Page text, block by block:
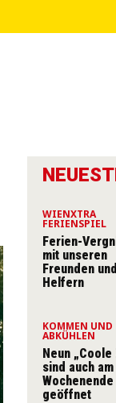
WIENXTRA
FERIENSPIEL
Ferien-
mit unseren
Freunden und
Helfern
KOMMEN UND
ABKÜHLEN
Neun „Coole
sind auch am
Wochenende
geöffnet